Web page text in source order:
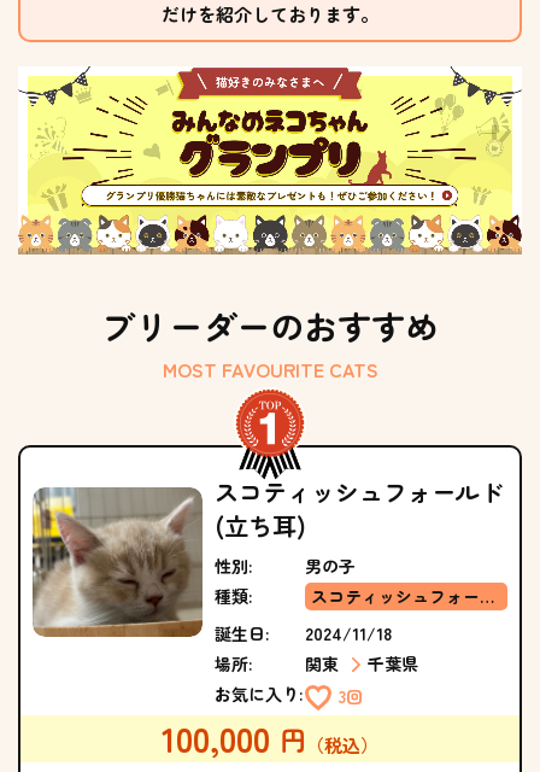
だけを紹介しております。
ブリーダーのおすすめ
MOST FAVOURITE CATS
スコティッシュフォールド
(立ち耳)
性別:
男の子
種類:
スコティッシュフォールド(立ち耳)
誕生日:
2024/11/18
場所:
関東
千葉県
お気に入り:
3回
100,000